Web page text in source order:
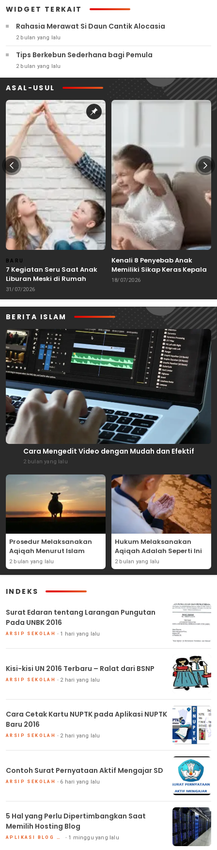
WIDGET TERKAIT
Rahasia Merawat Si Daun Cantik Alocasia
2 bulan yang lalu
Tips Berkebun Sederhana bagi Pemula
2 bulan yang lalu
ASAL-USUL
BARU
7 Kegiatan Seru Saat Anak
Liburan Meski di Rumah
31/07/2026
Kenali 8 Penyebab Anak
Memiliki Sikap Keras Kepala
18/07/2026
BERITA ISLAM
Cara Mengedit Video dengan Mudah dan Efektif
2 bulan yang lalu
Prosedur Melaksanakan
Aqiqah Menurut Islam
2 bulan yang lalu
Hukum Melaksanakan
Aqiqah Adalah Seperti Ini
2 bulan yang lalu
INDEKS
Surat Edaran tentang Larangan Pungutan
Pada UNBK 2016
ARSIP SEKOLAH 1 hari yang lalu
Kisi-kisi UN 2016 Terbaru – Ralat dari BSNP
ARSIP SEKOLAH 2 hari yang lalu
Cara Cetak Kartu NUPTK pada Aplikasi NUPTK
Baru 2016
ARSIP SEKOLAH 2 hari yang lalu
Contoh Surat Pernyataan Aktif Mengajar SD
ARSIP SEKOLAH 6 hari yang lalu
5 Hal yang Perlu Dipertimbangkan Saat
Memilih Hosting Blog
APLIKASI BLOG DAN HOSTING 1 minggu yang lalu